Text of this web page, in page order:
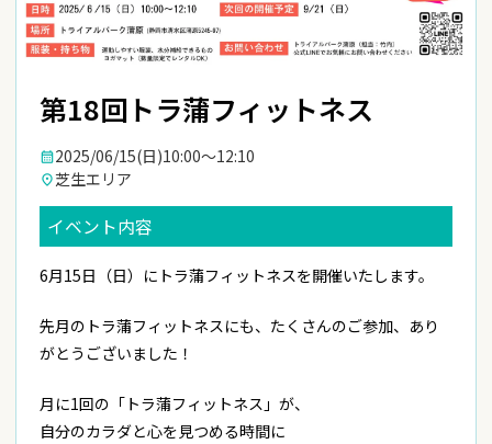
第18回トラ蒲フィットネス
calendar_month2025/06/15(日)10:00〜12:10
place芝生エリア
イベント内容
6月15日（日）にトラ蒲フィットネスを開催いたします。
先月のトラ蒲フィットネスにも、たくさんのご参加、あり
がとうございました！
月に1回の「トラ蒲フィットネス」が、
自分のカラダと心を見つめる時間に